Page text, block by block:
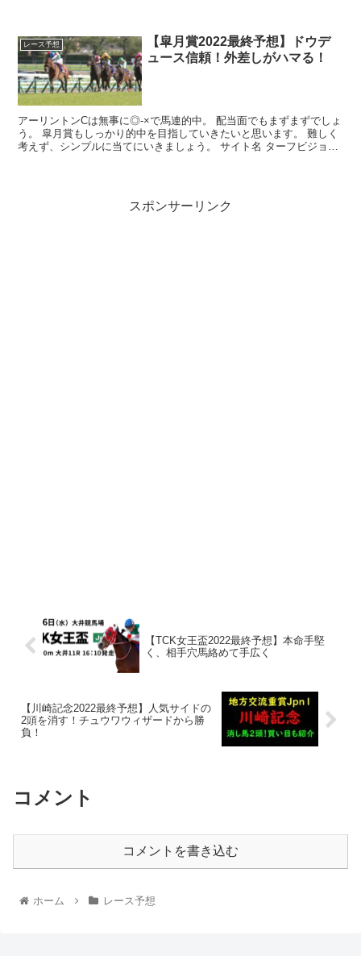
レース予想
【皐月賞2022最終予想】ドウデ
ュース信頼！外差しがハマる！
アーリントンCは無事に◎-×で馬連的中。 配当面でもまずまずでしょ
う。 皐月賞もしっかり的中を目指していきたいと思います。 難しく
考えず、シンプルに当てにいきましょう。 サイト名 ターフビジョン
スポンサーリンク
【TCK女王盃2022最終予想】本命手堅
く、相手穴馬絡めて手広く
【川崎記念2022最終予想】人気サイドの
2頭を消す！チュウワウィザードから勝
負！
コメント
コメントを書き込む
ホーム レース予想